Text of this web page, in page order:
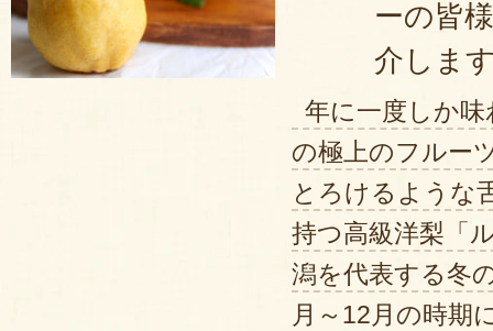
ポタポタと滴ってきました。サッ
濃厚！酸味はほと
トロッととろけるよう
な歯ざわりがたまりせん。全国の
ーの皆
介しま
年に一度しか
の極上のフルー
とろけるような
持つ高級洋梨「
潟を代表する冬
月～12月の時期